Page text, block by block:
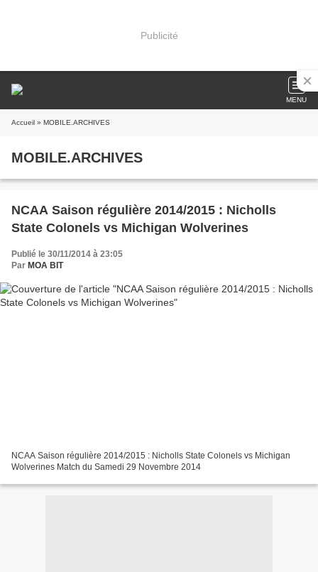
Publicité
MENU
Accueil » MOBILE.ARCHIVES
MOBILE.ARCHIVES
NCAA Saison régulière 2014/2015 : Nicholls
State Colonels vs Michigan Wolverines
Publié le 30/11/2014 à 23:05
Par MOA BIT
NCAA Saison régulière 2014/2015 : Nicholls State Colonels vs Michigan
Wolverines Match du Samedi 29 Novembre 2014